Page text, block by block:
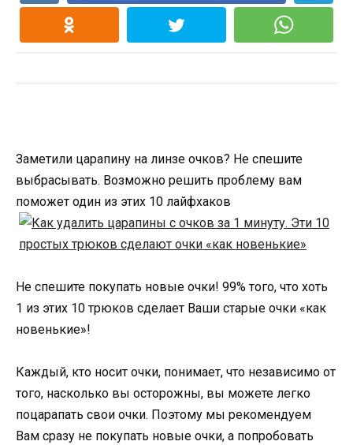
Заметили царапину на линзе очков? Не спешите
выбрасывать. Возможно решить проблему вам
поможет один из этих 10 лайфхаков
Не спешите покупать новые очки! 99% того, что хоть
1 из этих 10 трюков сделает Ваши старые очки «как
новенькие»!
Каждый, кто носит очки, понимает, что независимо от
того, насколько вы осторожны, вы можете легко
поцарапать свои очки. Поэтому мы рекомендуем
Вам сразу не покупать новые очки, а попробовать